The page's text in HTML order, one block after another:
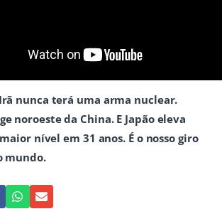
nunca terá uma arma nuclear.
noroeste da China. E Japão eleva
nível em 31 anos. É o nosso giro
mundo.